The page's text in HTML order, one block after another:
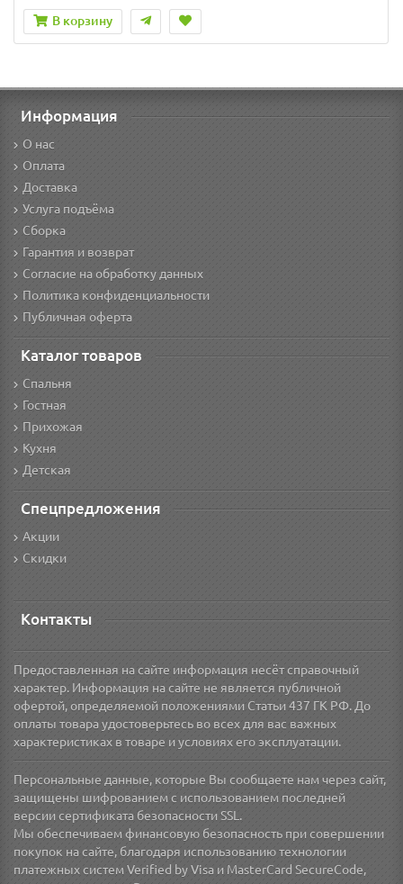
В корзину
Информация
О нас
Оплата
Доставка
Услуга подъёма
Сборка
Гарантия и возврат
Согласие на обработку данных
Политика конфиденциальности
Публичная оферта
Каталог товаров
Спальня
Гостная
Прихожая
Кухня
Детская
Спецпредложения
Акции
Скидки
Контакты
Предоставленная на сайте информация несёт справочный
характер. Информация на сайте не является публичной
офертой, определяемой положениями Статьи 437 ГК РФ. До
оплаты товара удостоверьтесь во всех для вас важных
характеристиках в товаре и условиях его эксплуатации.
Персональные данные, которые Вы сообщаете нам через сайт,
защищены шифрованием с использованием последней
версии сертификата безопасности SSL.
Мы обеспечиваем финансовую безопасность при совершении
покупок на сайте, благодаря использованию технологии
платежных систем Verified by Visa и MasterCard SecureCode,